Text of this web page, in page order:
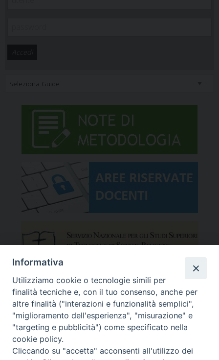
Informativa
Utilizziamo cookie o tecnologie simili per
finalità tecniche e, con il tuo consenso, anche per
altre finalità ("interazioni e funzionalità semplici",
"miglioramento dell'esperienza", "misurazione" e
"targeting e pubblicità") come specificato nella
cookie policy.
Cliccando su "accetta" acconsenti all'utilizzo dei